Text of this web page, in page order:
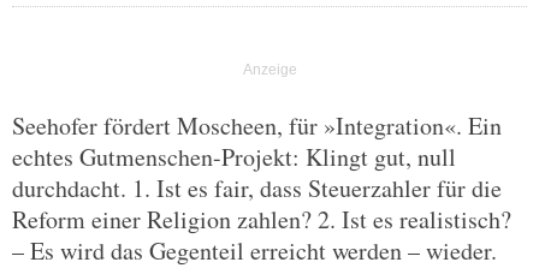
Seehofer fördert Moscheen, für »Integration«. Ein
echtes Gutmenschen-Projekt: Klingt gut, null
durchdacht. 1. Ist es fair, dass Steuerzahler für die
Reform einer Religion zahlen? 2. Ist es realistisch?
– Es wird das Gegenteil erreicht werden – wieder.